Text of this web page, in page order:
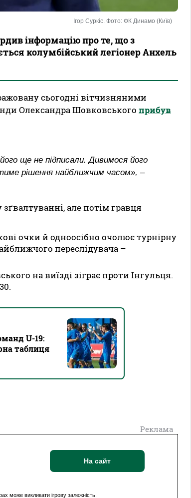
Ігор Суркіс. Фото: ФК Динамо (Київ)
інформацію про те, що з
колумбійський легіонер Анхель
сьогодні вітчизняними
Олександра Шовковського прибув
ще не підписали. Дивимося його
рішення найближчим часом», –
але потім гравця
очки й одноосібно очолює турнірну
переслідувача –
на виїзді зіграє проти Інгульця.
U-19:
таблиця
Реклама
На сайт
може викликати ігрову залежність.